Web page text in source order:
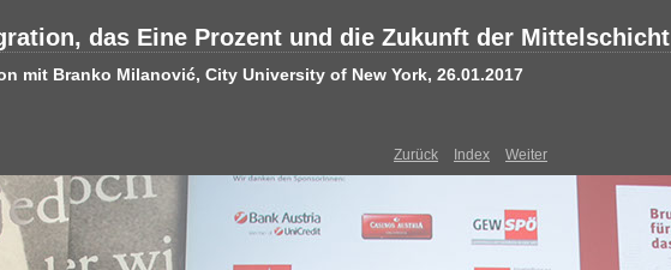
das Eine Prozent und die Zukunft der Mittelschicht
mit Branko Milanović, City University of New York, 26.01.2017
Zurück Index Weiter